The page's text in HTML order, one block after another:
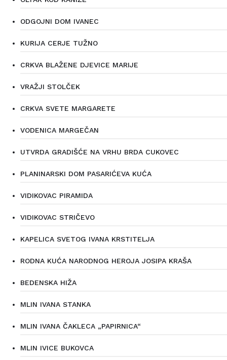
ODGOJNI DOM IVANEC
KURIJA CERJE TUŽNO
CRKVA BLAŽENE DJEVICE MARIJE
VRAŽJI STOLČEK
CRKVA SVETE MARGARETE
VODENICA MARGEČAN
UTVRDA GRADIŠĆE NA VRHU BRDA CUKOVEC
PLANINARSKI DOM PASARIĆEVA KUĆA
VIDIKOVAC PIRAMIDA
VIDIKOVAC STRIČEVO
KAPELICA SVETOG IVANA KRSTITELJA
RODNA KUĆA NARODNOG HEROJA JOSIPA KRAŠA
BEDENSKA HIŽA
MLIN IVANA STANKA
MLIN IVANA ČAKLECA „PAPIRNICA“
MLIN IVICE BUKOVCA